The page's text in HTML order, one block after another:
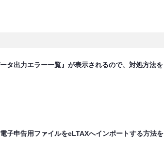
タ出力エラー一覧』が表示されるので、対処方法を
子申告用ファイルをeLTAXへインポートする方法を